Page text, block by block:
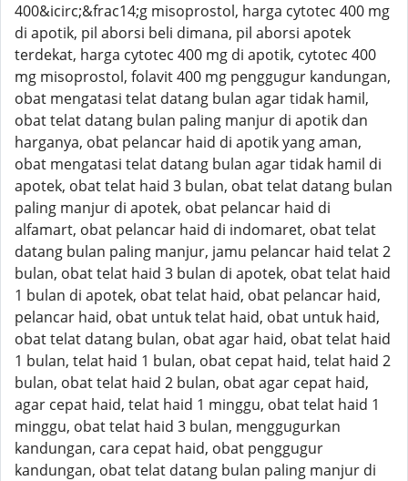
400&icirc;&frac14;g misoprostol, harga cytotec 400 mg
di apotik, pil aborsi beli dimana, pil aborsi apotek
terdekat, harga cytotec 400 mg di apotik, cytotec 400
mg misoprostol, folavit 400 mg penggugur kandungan,
obat mengatasi telat datang bulan agar tidak hamil,
obat telat datang bulan paling manjur di apotik dan
harganya, obat pelancar haid di apotik yang aman,
obat mengatasi telat datang bulan agar tidak hamil di
apotek, obat telat haid 3 bulan, obat telat datang bulan
paling manjur di apotek, obat pelancar haid di
alfamart, obat pelancar haid di indomaret, obat telat
datang bulan paling manjur, jamu pelancar haid telat 2
bulan, obat telat haid 3 bulan di apotek, obat telat haid
1 bulan di apotek, obat telat haid, obat pelancar haid,
pelancar haid, obat untuk telat haid, obat untuk haid,
obat telat datang bulan, obat agar haid, obat telat haid
1 bulan, telat haid 1 bulan, obat cepat haid, telat haid 2
bulan, obat telat haid 2 bulan, obat agar cepat haid,
agar cepat haid, telat haid 1 minggu, obat telat haid 1
minggu, obat telat haid 3 bulan, menggugurkan
kandungan, cara cepat haid, obat penggugur
kandungan, obat telat datang bulan paling manjur di